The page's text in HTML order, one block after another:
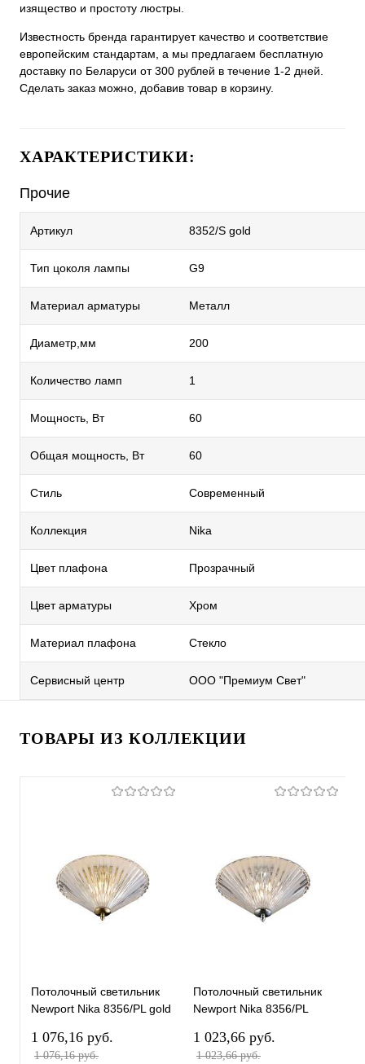
изящество и простоту люстры.
Известность бренда гарантирует качество и соответствие
европейским стандартам, а мы предлагаем бесплатную
доставку по Беларуси от 300 рублей в течение 1-2 дней.
Сделать заказ можно, добавив товар в корзину.
ХАРАКТЕРИСТИКИ:
Прочие
Артикул 8352/S gold
Тип цоколя лампы G9
Материал арматуры Металл
Диаметр,мм 200
Количество ламп 1
Мощность, Вт 60
Общая мощность, Вт 60
Стиль Современный
Коллекция Nika
Цвет плафона Прозрачный
Цвет арматуры Хром
Материал плафона Стекло
Сервисный центр ООО "Премиум Свет"
ТОВАРЫ ИЗ КОЛЛЕКЦИИ
Потолочный светильник
Newport Nika 8356/PL gold
1 076,16 pуб.
1 076,16 pуб.
Потолочный светильник
Newport Nika 8356/PL
1 023,66 pуб.
1 023,66 pуб.